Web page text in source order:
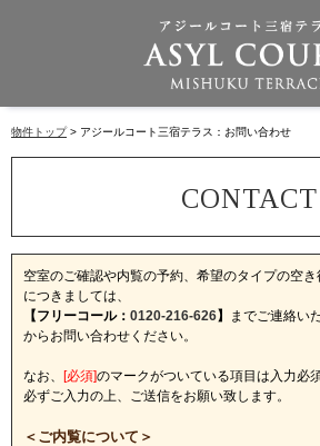
物件トップ アジールコート三宿テラス：お問い合わせ
空室のご確認や内覧の予約、希望のタイプの空
につきましては、
【フリーコール： 0120-216-626】
までご連絡い
からお問い合わせください。
なお、 [必須]のマークがついている項目は入力必
必ずご入力の上、ご送信をお願い致します。
＜ご内覧について＞